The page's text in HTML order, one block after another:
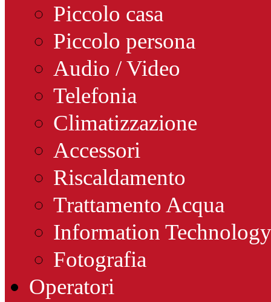
Piccolo casa
Piccolo persona
Audio / Video
Telefonia
Climatizzazione
Accessori
Riscaldamento
Trattamento Acqua
Information Technology
Fotografia
Operatori